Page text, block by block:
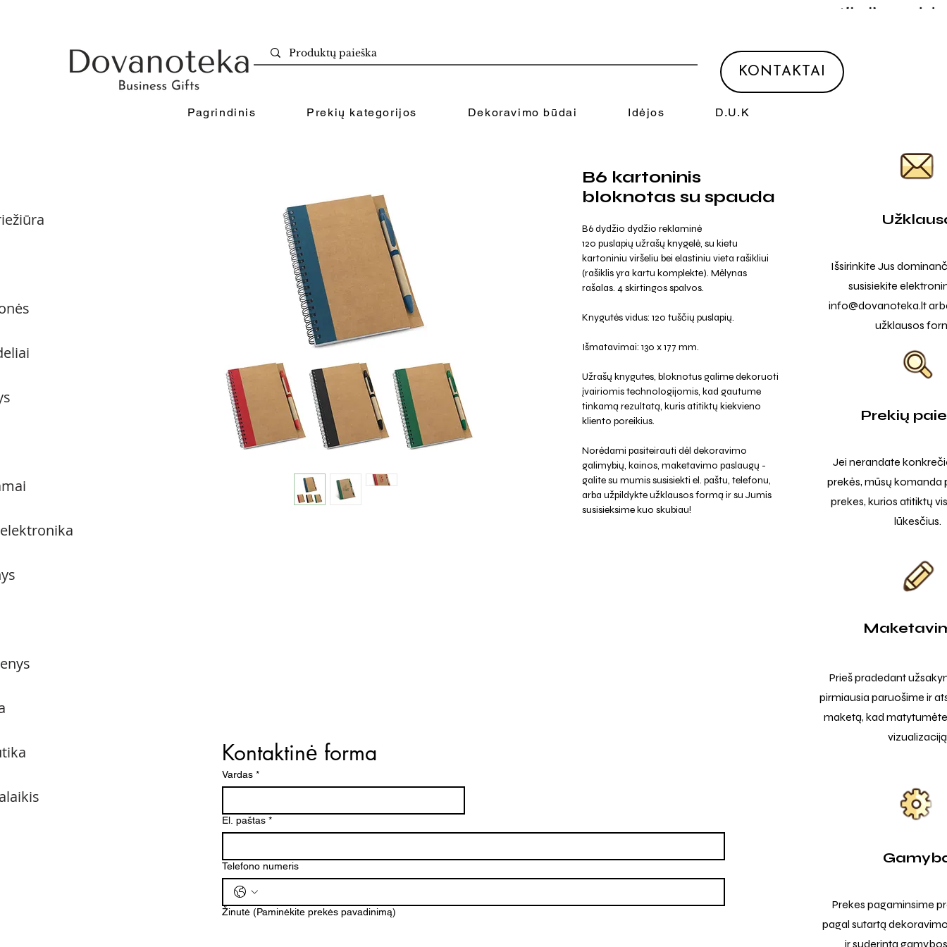
Pagrindinis Prekių kategorijos Dekoravimo būdai Idėjos D.U.K
KONTAKTAI
B6 kartoninis
bloknotas su spauda
B6 dydžio dydžio reklaminė
120 puslapių užrašų knygelė, su kietu
kartoniniu viršeliu bei elastiniu vieta rašikliui
(rašiklis yra kartu komplekte). Mėlynas
rašalas. 4 skirtingos spalvos.
Knygutės vidus: 120 tuščių puslapių.
Išmatavimai: 130 x 177 mm.
Užrašų knygutes, bloknotus galime dekoruoti
įvairiomis technologijomis, kad gautume
tinkamą rezultatą, kuris atitiktų kiekvieno
kliento poreikius.
Norėdami pasiteirauti dėl dekoravimo
galimybių, kainos, maketavimo paslaugų -
galite su mumis susisiekti el. paštu, telefonu,
arba užpildykte užklausos formą ir su Jumis
susisieksime kuo skubiau!
Išsirinkite Jus
susisiekite
info@dovanoteka.lt
užklausos
Prekių
Jei nerandate
prekės, mūsų komanda
prekes, kurios atitiktų
lūkesčius.
Kontaktinė forma
Vardas *
El. paštas *
Telefono numeris
Žinutė (Paminėkite prekės pavadinimą)
Prieš pradedant
pirmiausia paruošime ir
maketą, kad
vizualizaciją
Prekes pagaminsime
pagal sutartą
ir suderintą